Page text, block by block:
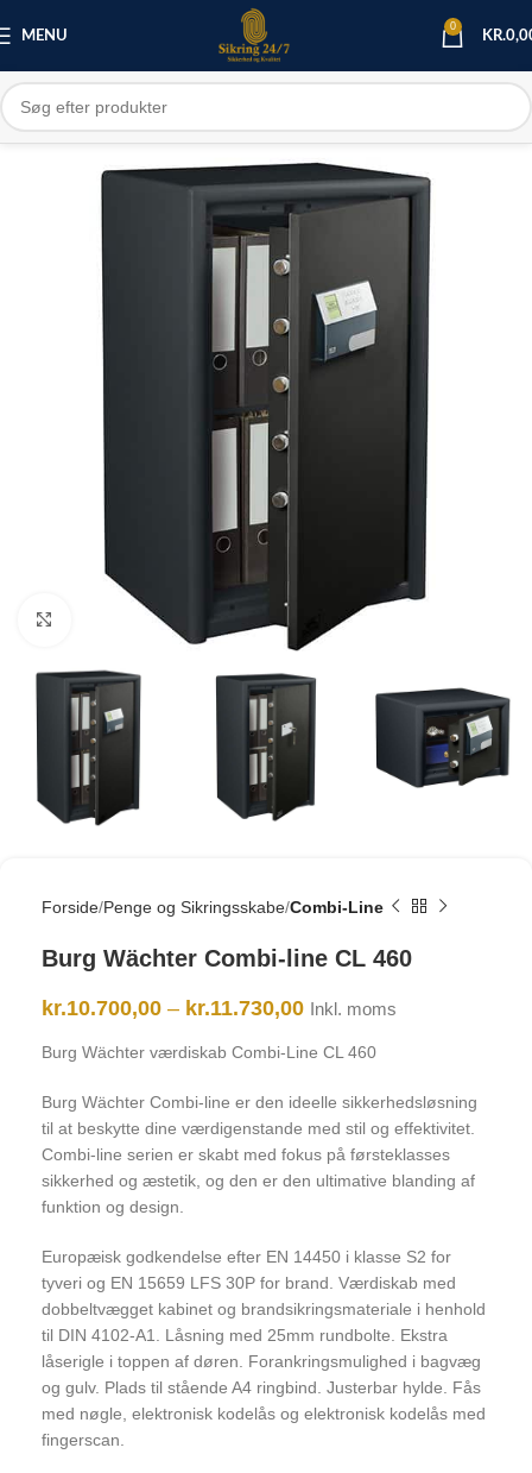
MENU
0
KR.
Click to enlarge
Forside Penge og Sikringsskabe Combi-Line
Burg Wächter Combi-line CL 460
kr.10.700,00 – kr.11.730,00 Inkl. moms
Burg Wächter værdiskab Combi-Line CL 460
Burg Wächter Combi-line er den ideelle sikkerhedsløsning
til at beskytte dine værdigenstande med stil og effektivitet.
Combi-line serien er skabt med fokus på førsteklasses
sikkerhed og æstetik, og den er den ultimative blanding af
funktion og design.
Europæisk godkendelse efter EN 14450 i klasse S2 for
tyveri og EN 15659 LFS 30P for brand. Værdiskab med
dobbeltvægget kabinet og brandsikringsmateriale i henhold
til DIN 4102-A1. Låsning med 25mm rundbolte. Ekstra
låserigle i toppen af døren. Forankringsmulighed i bagvæg
og gulv. Plads til stående A4 ringbind. Justerbar hylde. Fås
med nøgle, elektronisk kodelås og elektronisk kodelås med
fingerscan.